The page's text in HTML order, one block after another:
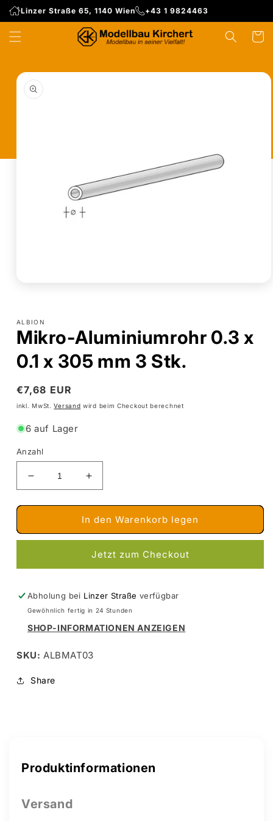
zum
Inhalt
Linzer Straße 65, 1140 Wien +43 1 9824463
öffnen
ALBION
Mikro-Aluminiumrohr 0.3 x
0.1 x 305 mm 3 Stk.
Normaler
Preis
€7,68 EUR
inkl. MwSt.Versand wird beim Checkout berechnet
6 auf Lager
Anzahl
Verringere
die
Menge
Mikro-
x
x
305
mm
3
Erhöhe
die
Menge
für
Mikro-
0.3
x
x
305
mm
3
In den Warenkorb legen
Jetzt zum Checkout
Abholung bei Linzer Straße verfügbar
Gewöhnlich fertig in 24 Stunden
SHOP-INFORMATIONEN ANZEIGEN
SKU: ALBMAT03
Share
Produktinformationen
Versand